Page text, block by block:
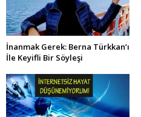
İnanmak Gerek: Berna Türkkan’ı
İle Keyifli Bir Söyleşi